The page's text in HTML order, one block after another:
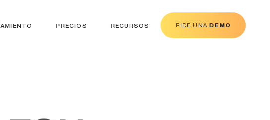
PRECIOS RECURSOS PIDE UNA DEMO